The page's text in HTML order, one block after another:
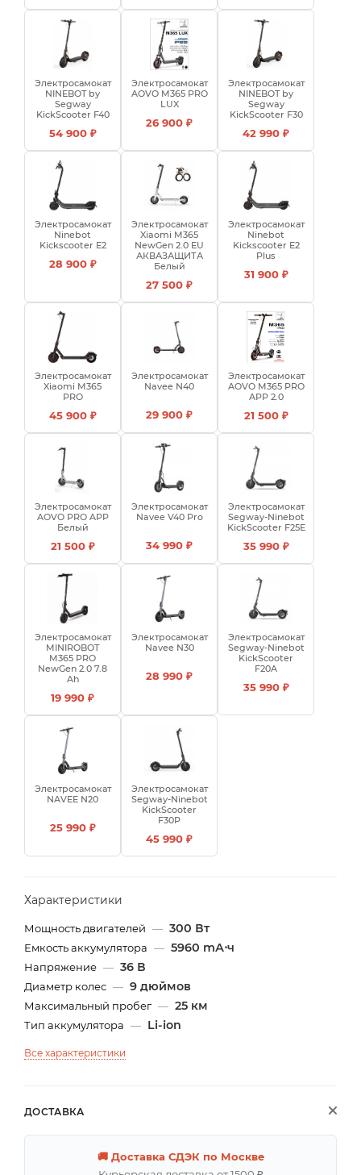
Характеристики
Мощность двигателей — 300 Вт
Емкость аккумулятора — 5960 mА⋅ч
Напряжение — 36 В
Диаметр колес — 9 дюймов
Максимальный пробег — 25 км
Тип аккумулятора — Li-ion
Все характеристики
ДОСТАВКА
🚚 Доставка СДЭК по Москве
Электросамокат
NINEBOT by
Segway
KickScooter F40
54 900 ₽
Электросамокат
AOVO M365 PRO
LUX
26 900 ₽
Электросамокат
NINEBOT by
Segway
KickScooter F30
42 990 ₽
Электросамокат
Ninebot
Kickscooter E2
28 900 ₽
Электросамокат
Xiaomi M365
NewGen 2.0 EU
АКВАЗАЩИТА
Белый
27 500 ₽
Электросамокат
Ninebot
Kickscooter E2
Plus
31 900 ₽
Электросамокат
Xiaomi M365
PRO
45 900 ₽
Электросамокат
Navee N40
29 900 ₽
Электросамокат
AOVO M365 PRO
APP 2.0
21 500 ₽
Электросамокат
AOVO PRO APP
Белый
21 500 ₽
Электросамокат
Navee V40 Pro
34 990 ₽
Электросамокат
Segway-Ninebot
KickScooter F25E
35 990 ₽
Электросамокат
MINIROBOT
M365 PRO
NewGen 2.0 7.8
Ah
19 990 ₽
Электросамокат
Navee N30
28 990 ₽
Электросамокат
Segway-Ninebot
KickScooter
F20A
35 990 ₽
Электросамокат
NAVEE N20
25 990 ₽
Электросамокат
Segway-Ninebot
KickScooter
F30P
45 990 ₽